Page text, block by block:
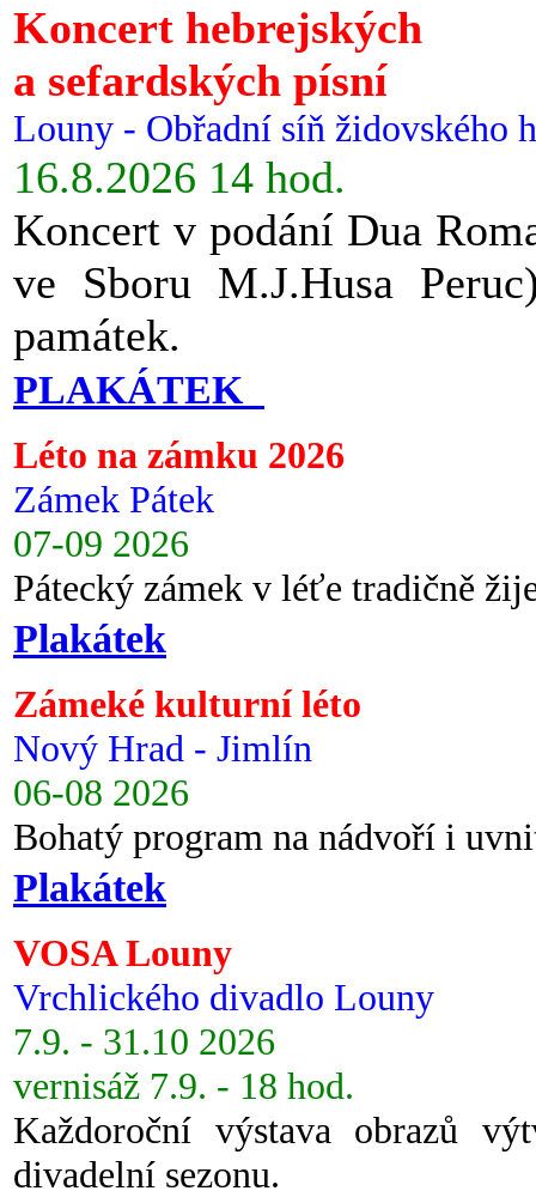
Koncert hebrejských
a sefardských písní
Louny - Obřadní síň židovského
16.8.2026 14 hod.
Koncert v podání Dua
ve Sboru M.J.Husa
památek.
PLAKÁTEK
Léto na zámku 2026
Zámek Pátek
07-09 2026
Pátecký zámek v léťe tradičně
Plakátek
Zámeké kulturní léto
Nový Hrad - Jimlín
06-08 2026
Bohatý program na nádvoří i
Plakátek
VOSA Louny
Vrchlického divadlo Louny
7.9. - 31.10 2026
vernisáž 7.9. - 18 hod.
Každoroční výstava obrazů
divadelní sezonu.